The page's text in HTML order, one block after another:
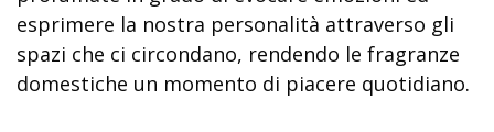
esprimere la nostra personalità attraverso gli
spazi che ci circondano, rendendo le fragranze
domestiche un momento di piacere quotidiano.